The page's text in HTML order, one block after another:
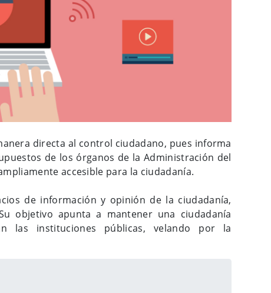
directa al control ciudadano, pues informa
de los órganos de la Administración del
accesible para la ciudadanía.
de información y opinión de la ciudadanía,
objetivo apunta a mantener una ciudadanía
las instituciones públicas, velando por la